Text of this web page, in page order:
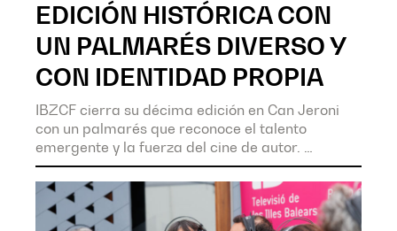
EDICIÓN HISTÓRICA CON
UN PALMARÉS DIVERSO Y
CON IDENTIDAD PROPIA
IBZCF cierra su décima edición en Can Jeroni
con un palmarés que reconoce el talento
emergente y la fuerza del cine de autor.